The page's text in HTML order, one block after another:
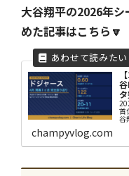
大谷翔平の2026年
めた記事はこちら🔽
首
谷
champyvlog.com